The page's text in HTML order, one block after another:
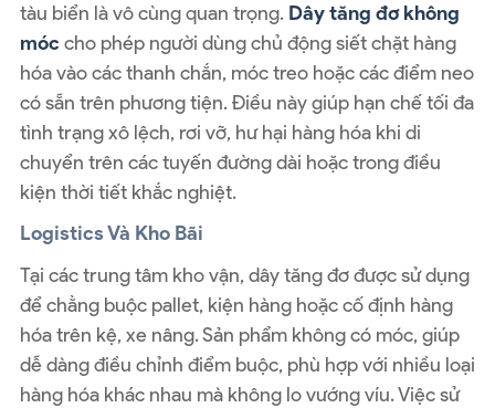
tàu biển là vô cùng quan trọng. Dây tăng đơ không
móc cho phép người dùng chủ động siết chặt hàng
hóa vào các thanh chắn, móc treo hoặc các điểm neo
có sẵn trên phương tiện. Điều này giúp hạn chế tối đa
tình trạng xô lệch, rơi vỡ, hư hại hàng hóa khi di
chuyển trên các tuyến đường dài hoặc trong điều
kiện thời tiết khắc nghiệt.
Logistics Và Kho Bãi
Tại các trung tâm kho vận, dây tăng đơ được sử dụng
để chằng buộc pallet, kiện hàng hoặc cố định hàng
hóa trên kệ, xe nâng. Sản phẩm không có móc, giúp
dễ dàng điều chỉnh điểm buộc, phù hợp với nhiều loại
hàng hóa khác nhau mà không lo vướng víu. Việc sử